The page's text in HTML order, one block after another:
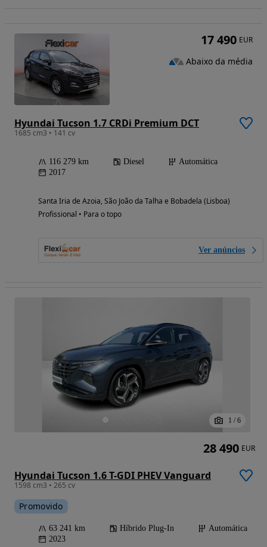
Hyundai Tucson 1.7 CRDi Premium DCT
1685 cm3 • 141 cv
116 279 km Diesel
Automática
2017
Santa Iria de Azoia, São João da Talha e Bobadela (Lisboa)
Profissional • Para o topo
Ver anúncios
17 490 EUR
Abaixo da média
1 / 6
Hyundai Tucson 1.6 T-GDI PHEV Vanguard
1598 cm3 • 265 cv
Promovido
63 241 km Híbrido Plug-In
Automática
2023
28 490 EUR